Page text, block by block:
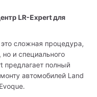
LR-Expert для
сложная процедура,
но и специального
предлагает полный
автомобилей Land